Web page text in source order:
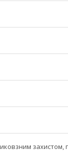
захистом,